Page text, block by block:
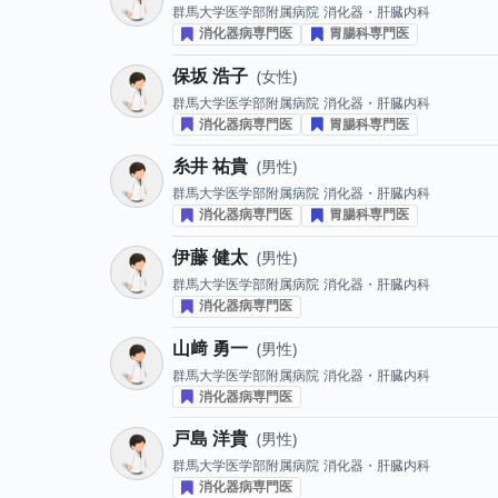
群馬大学医学部附属病院 消化器・肝臓内科
消化器病専門医
胃腸科専門医
保坂 浩子 女性
群馬大学医学部附属病院 消化器・肝臓内科
消化器病専門医
胃腸科専門医
糸井 祐貴 男性
群馬大学医学部附属病院 消化器・肝臓内科
消化器病専門医
胃腸科専門医
伊藤 健太 男性
群馬大学医学部附属病院 消化器・肝臓内科
消化器病専門医
山﨑 勇一 男性
群馬大学医学部附属病院 消化器・肝臓内科
消化器病専門医
戸島 洋貴 男性
群馬大学医学部附属病院 消化器・肝臓内科
消化器病専門医